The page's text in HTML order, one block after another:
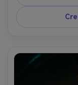
f/4, cornice
distorsione dei